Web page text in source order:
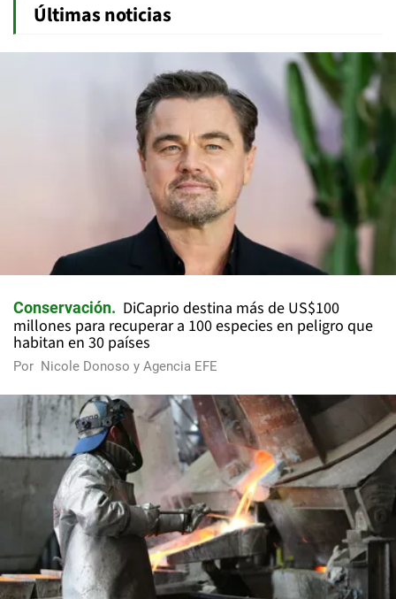
Últimas noticias
Conservación
DiCaprio destina más de US$100
millones para recuperar a 100 especies en peligro que
habitan en 30 países
Por Nicole Donoso y Agencia EFE